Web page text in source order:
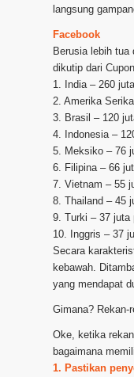
langsung
Facebook
Berusia lebih
dikutip dari
1. India – 260
2. Amerika
3. Brasil – 120
4. Indonesia –
5. Meksiko – 76
6. Filipina – 66
7. Vietnam – 55
8. Thailand – 45
9. Turki – 37 juta
10. Inggris – 37
Secara
kebawah.
yang mendapat
Gimana? Rekan-
Oke, ketika
bagaimana
1. Pastikan